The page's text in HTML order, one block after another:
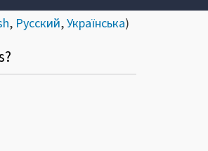
, Русский,Українська)